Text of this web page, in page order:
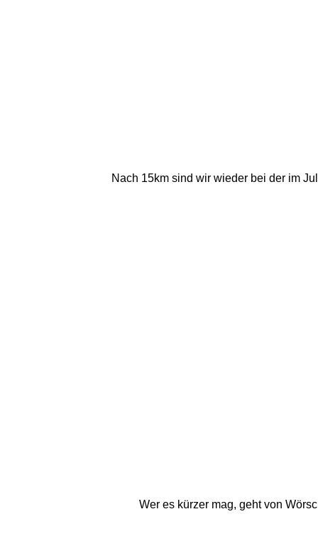
Nach 15km sind wir wieder bei der im
Wer es kürzer mag, geht von